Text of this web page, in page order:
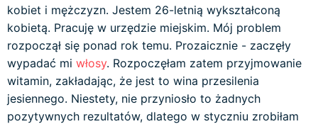
kobiet i mężczyzn. Jestem 26-letnią wykształconą
kobietą. Pracuję w urzędzie miejskim. Mój problem
rozpoczął się ponad rok temu. Prozaicznie - zaczęły
wypadać mi włosy. Rozpoczęłam zatem przyjmowanie
witamin, zakładając, że jest to wina przesilenia
jesiennego. Niestety, nie przyniosło to żadnych
pozytywnych rezultatów, dlatego w styczniu zrobiłam